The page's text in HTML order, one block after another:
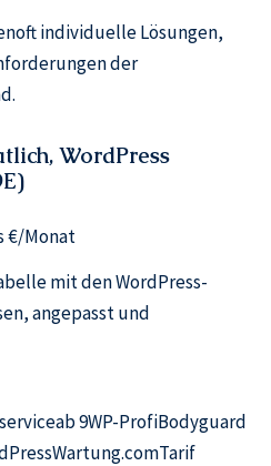
individuelle Lösungen,
der
WordPress
€/Monat
mit den WordPress-
angepasst und
9WP-ProfiBodyguard